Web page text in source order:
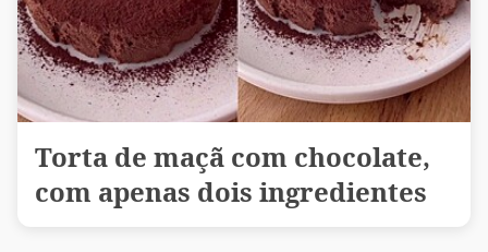
Torta de maçã com chocolate,
com apenas dois ingredientes